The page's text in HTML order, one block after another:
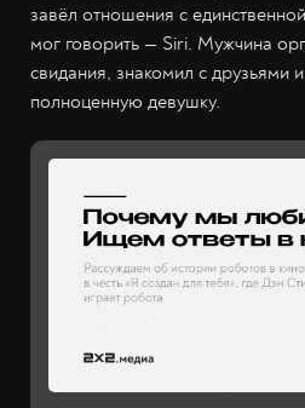
завёл отношения с
мог говорить — Siri. Мужчина
свидания, знакомил с друзьями
полноценную девушку.